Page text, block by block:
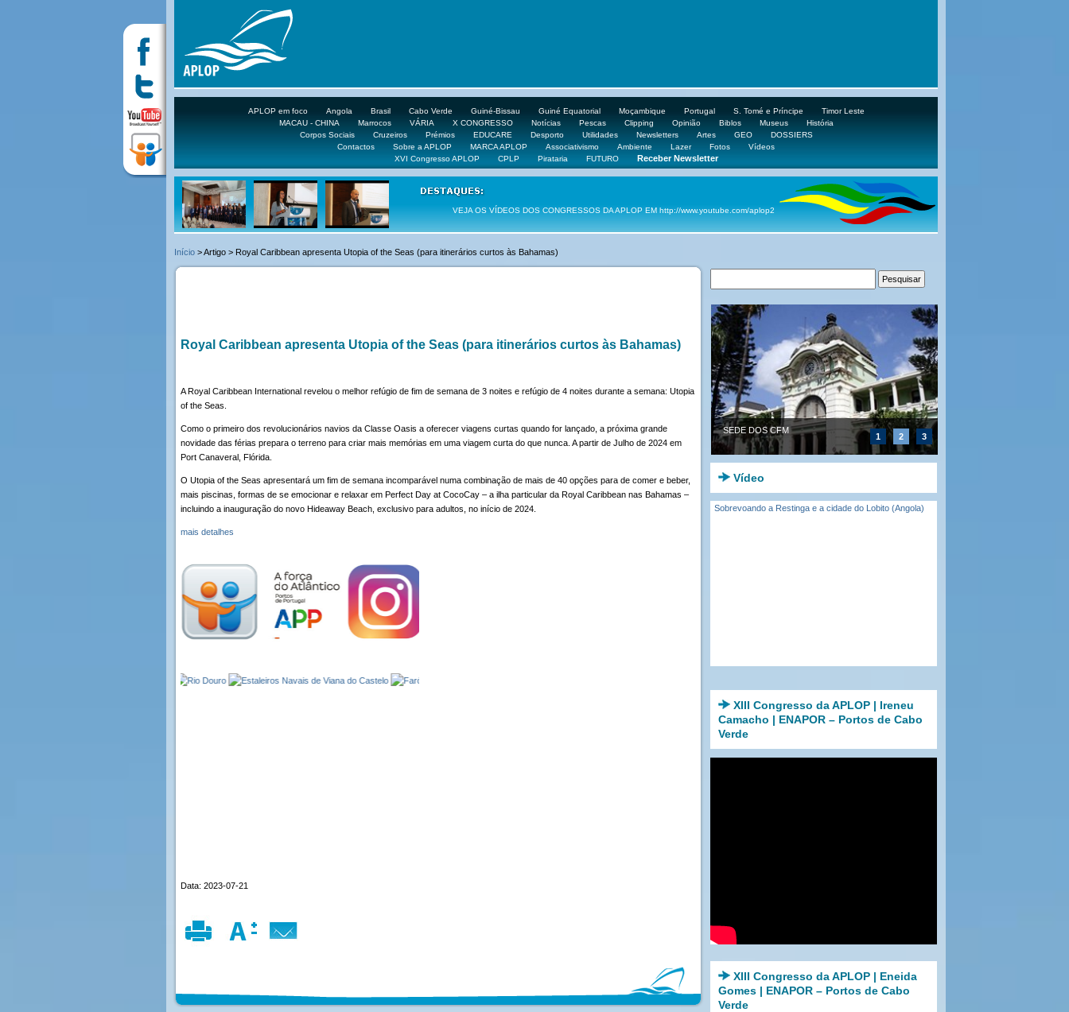
APLOP em foco Angola Brasil Cabo Verde Guiné-Bissau Guiné Equatorial Moçambique Portugal S. Tomé e Príncipe
Timor Leste
MACAU - CHINA
Marrocos VÁRIA X CONGRESSO Notícias Pescas Clipping Opinião Biblos Museus
História
Corpos Sociais
Cruzeiros Prémios EDUCARE Desporto Utilidades Newsletters Artes GEO
DOSSIERS
Contactos
Sobre a APLOP MARCA APLOP Associativismo Ambiente Lazer Fotos
Vídeos
XVI Congresso APLOP
CPLP Pirataria FUTURO Receber Newsletter
VEJA OS VÍDEOS DOS CONGRESSOS DA APLOP EM http://www.youtube.com/aplop2
Início > Artigo > Royal Caribbean apresenta Utopia of the Seas (para itinerários curtos às Bahamas)
Royal Caribbean apresenta Utopia of the Seas (para itinerários curtos às Bahamas)
A Royal Caribbean International revelou o melhor refúgio de fim de semana de 3 noites e refúgio de 4 noites durante a semana: Utopia
of the Seas.
Como o primeiro dos revolucionários navios da Classe Oasis a oferecer viagens curtas quando for lançado, a próxima grande
novidade das férias prepara o terreno para criar mais memórias em uma viagem curta do que nunca. A partir de Julho de 2024 em
Port Canaveral, Flórida.
O Utopia of the Seas apresentará um fim de semana incomparável numa combinação de mais de 40 opções para de comer e beber,
mais piscinas, formas de se emocionar e relaxar em Perfect Day at CocoCay – a ilha particular da Royal Caribbean nas Bahamas –
incluindo a inauguração do novo Hideaway Beach, exclusivo para adultos, no início de 2024.
mais detalhes
Data: 2023-07-21
SEDE DOS CFM
1 2 3
Vídeo
Sobrevoando a Restinga e a cidade do Lobito (Angola)
XIII Congresso da APLOP | Ireneu
Camacho | ENAPOR – Portos de Cabo
Verde
XIII Congresso da APLOP | Eneida
Gomes | ENAPOR – Portos de Cabo
Verde